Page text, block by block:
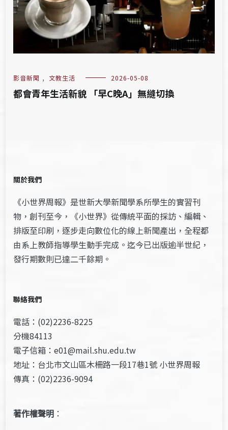
影音新聞 , 文教生活 2026-05-08
都會青年生活新貌 「早C晚A」無縫切換
關於我們
《小世界周報》是世新大學新聞學系所學生的實習刊
物，創刊至今，《小世界》從傳統平面的採訪、編輯、
排版至印刷，逐步走向數位化的線上新聞產出，全程都
由系上教師指導學生動手完成。迄今已出版逾半世紀，
發行期數則已達二千餘期。
聯絡我們
電話：(02)2236-8225
分機84113
電子信箱：e01@mail.shu.edu.tw
地址：台北市文山區木柵路一段17巷1號 小世界周報
傳真：(02)2236-9094
著作權聲明 ：